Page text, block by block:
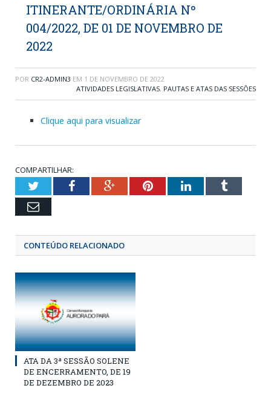
ITINERANTE/ORDINÁRIA Nº
004/2022, DE 01 DE NOVEMBRO DE
2022
POR CR2-ADMIN3 EM 1 DE NOVEMBRO DE 2022
ATIVIDADES LEGISLATIVAS, PAUTAS E ATAS DAS SESSÕES
Clique aqui para visualizar
COMPARTILHAR:
TwitterFacebookGoogle+PinterestLinkedInTumblr
Email
CONTEÚDO RELACIONADO
ATA DA 3ª SESSÃO SOLENE
DE ENCERRAMENTO, DE 19
DE DEZEMBRO DE 2023